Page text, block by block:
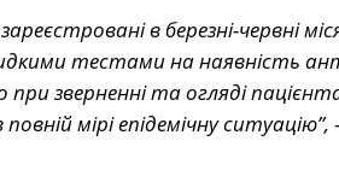
в березні-червні
тестами на наявність
при зверненні та огляді
мірі епідемічну ситуацію”,